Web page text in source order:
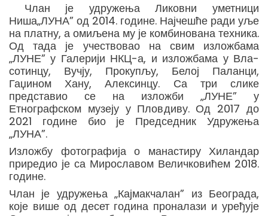
Члан је удружења Ликовни уметници
Ниша„ЛУНА” од 2014. године. Најчешће ради уље
на платну, а омиљена му је комбинована техника.
Од тада је учествовао на свим изложбама
„ЛУНЕ” у Галерији НКЦ-а, и изложбама у Вла-
сотинцу, Вучју, Прокупљу, Белој Паланци,
Гаџином Хану, Алексинцу. Са три слике
представио се на изложби „ЛУНЕ” у
Етнографском музеју у Пловдиву. Од 2017 до
2021 године био је Председник Удружења
„ЛУНА”.
Изложбу фотографија о манастиру Хиландар
приредио је са Мирославом Величковићем 2018.
године.
Члан је удружења „Кајмакчалан” из Београда,
које више од десет година проналази и уређује